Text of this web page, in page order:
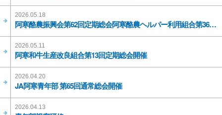
2026.05.18
阿寒酪農振興会第62回定期総会阿寒酪農ヘルパー利用組合第36回定期総会開催
2026.05.11
阿寒和牛生産改良組合第13回定期総会開催
2026.04.20
JA阿寒青年部 第65回通常総会開催
2026.04.13